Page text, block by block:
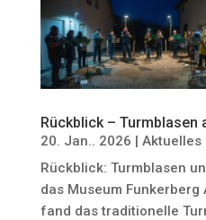
Rückblick – Turmblasen
20. Jan.. 2026 | Aktuelles
Rückblick: Turmblasen
das Museum Funkerberg
fand das traditionelle